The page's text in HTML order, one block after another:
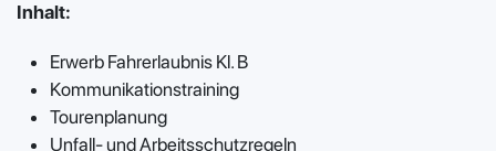
Inhalt:
Erwerb Fahrerlaubnis Kl. B
Kommunikationstraining
Tourenplanung
Unfall- und Arbeitsschutzregeln